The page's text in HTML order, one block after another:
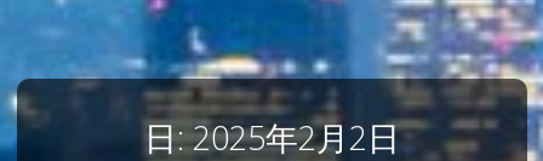
日:2025年2月2日